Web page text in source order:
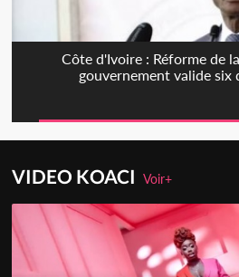
Côte d'Ivoire : Réforme de
gouvernement valide six
VIDEO KOACIVoir+